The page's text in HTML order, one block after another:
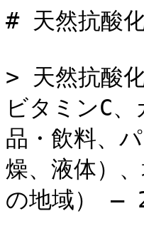
# 天然抗酸
> 天然抗酸
ビタミンC
品・飲料、
燥、液体）
の地域） –